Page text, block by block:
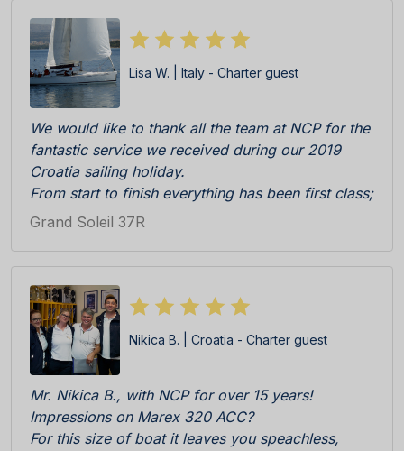
Lisa W. | Italy - Charter guest
We would like to thank all the team at NCP for the
fantastic service we received during our 2019
Croatia sailing holiday.
From start to finish everything has been first class;
Katarina, Antonia and Sandra were really efficient,
booking and then check in at the Marina. The boat
perfect working order. All cleaning team, skipper
Ratko and all other staff on the pier C responsive
and competent.
We especially appreciated the welcome pack
consisting of locally products, wine, biscuits etc
all delicious. BRAVI BRAVI BRAVI!!!
We cannot wait to return!
Grand Soleil 37R
Nikica B. | Croatia - Charter guest
Mr. Nikica B., with NCP for over 15 years!
Impressions on Marex 320 ACC?
For this size of boat it leaves you speachless,